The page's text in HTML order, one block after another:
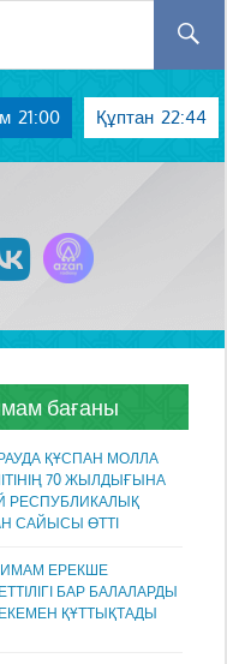
21:00 Құптан 22:44
vk
бағаны
ҚҰСПАН МОЛЛА
70 ЖЫЛДЫҒЫНА
РЕСПУБЛИКАЛЫҚ
САЙЫСЫ ӨТТІ
ЕРЕКШЕ
БАР БАЛАЛАРДЫ
ҚҰТТЫҚТАДЫ